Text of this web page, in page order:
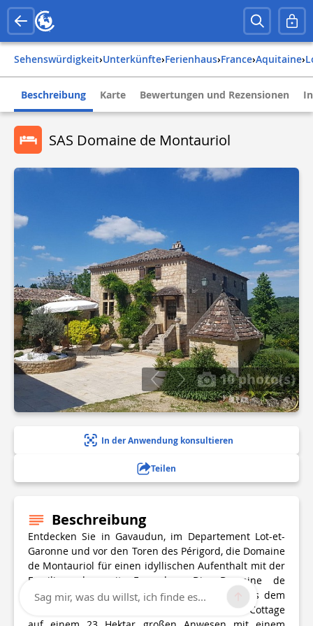
Sehenswürdigkeit› Unterkünfte› Ferienhaus› france› aquitaine›
Beschreibung Karte Bewertungen und Rezensionen
SAS Domaine de Montauriol
10 photo(s)
In der Anwendung konsultieren
Teilen
Beschreibung
Entdecken Sie in Gavaudun, im Departement Lot-et-
Garonne und vor den Toren des Périgord, die Domaine
de Montauriol für einen idyllischen Aufenthalt mit der
Familie oder mit Freunden. Die Domaine de
Montauriol besteht aus einem Herrenhaus aus dem
17. Jahrhundert, einem Bauernhof und einem Cottage
Sag mir, was du willst, ich finde es...